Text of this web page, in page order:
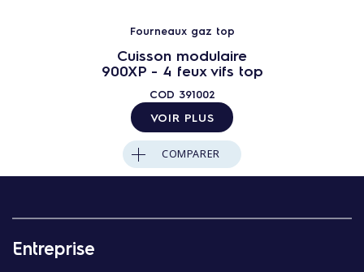
Fourneaux gaz top
Cuisson modulaire
900XP - 4 feux vifs top
COD 391002
VOIR PLUS
COMPARER
Entreprise